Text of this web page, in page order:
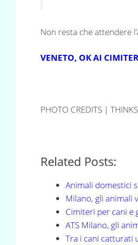
Non resta che attendere
VENETO, OK AI
PHOTO CREDITS |
Related Posts:
Animali domestici
Milano, gli animali
Cimiteri per cani e
ATS Milano, gli
Tra i cani catturati